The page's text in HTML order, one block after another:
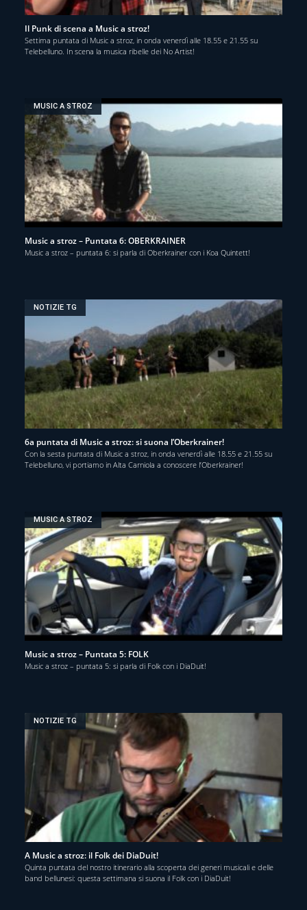
Il Punk di scena a Music a stroz!
Settima puntata di Music a stroz, in onda venerdì alle 18.55 e 21.55 su
Telebelluno. In scena la musica ribelle dei No Artist!
MUSIC A STROZ
Music a stroz – Puntata 6: OBERKRAINER
Music a stroz – puntata 6: si parla di Oberkrainer con i Koa Quintett!
NOTIZIE TG
6a puntata di Music a stroz: si suona l’Oberkrainer!
Con la sesta puntata di Music a stroz, in onda venerdì alle 18.55 e 21.55 su
Telebelluno, vi portiamo in Alta Carniola a conoscere l’Oberkrainer!
MUSIC A STROZ
Music a stroz – Puntata 5: FOLK
Music a stroz – puntata 5: si parla di Folk con i DiaDuit!
NOTIZIE TG
A Music a stroz: il Folk dei DiaDuit!
Quinta puntata del nostro itinerario alla scoperta dei generi musicali e delle
band bellunesi: questa settimana si suona il Folk con i DiaDuit!